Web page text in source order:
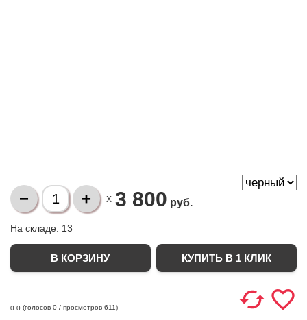
X 3 800 руб.
На складе: 13
КУПИТЬ В 1 КЛИК
0.0 (голосов 0 / просмотров 611)